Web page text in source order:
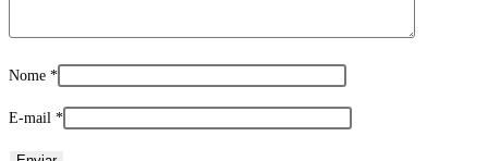
Nome *
E-mail *